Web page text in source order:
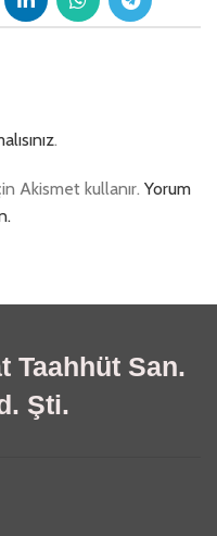
.
Akismet kullanır. Yorum
Taahhüt San.
Şti.